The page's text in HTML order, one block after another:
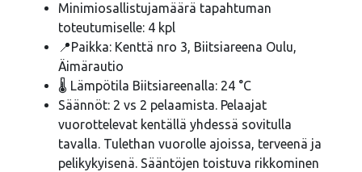
Minimiosallistujamäärä tapahtuman
toteutumiselle: 4 kpl
📍Paikka: Kenttä nro 3, Biitsiareena Oulu,
Äimärautio
🌡️ Lämpötila Biitsiareenalla: 24 °C
Säännöt: 2 vs 2 pelaamista. Pelaajat
vuorottelevat kentällä yhdessä sovitulla
tavalla. Tulethan vuorolle ajoissa, terveenä ja
pelikykyisenä. Sääntöjen toistuva rikkominen